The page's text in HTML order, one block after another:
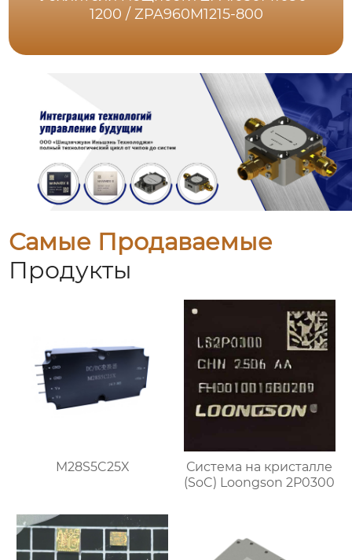
1200 / ZPA960M1215-800
Самые Продаваемые
Продукты
M28S5C25X
Система на кристалле
(SoC) Loongson 2P0300